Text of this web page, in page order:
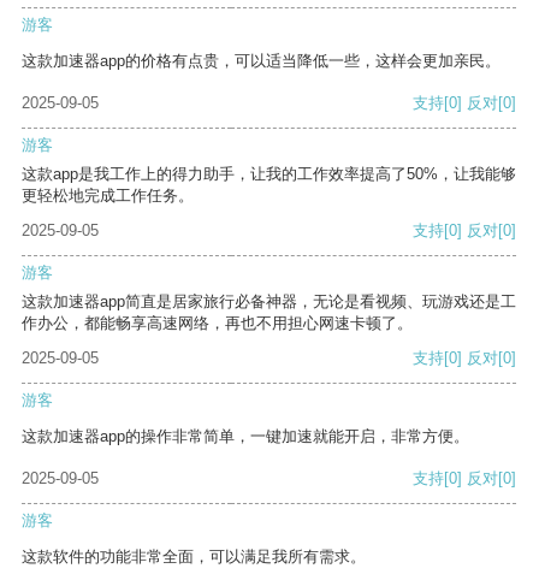
游客
这款加速器app的价格有点贵，可以适当降低一些，这样会更加亲民。
2025-09-05 支持[0] 反对[0]
游客
这款app是我工作上的得力助手，让我的工作效率提高了50%，让我能够
更轻松地完成工作任务。
2025-09-05
支持[0] 反对[0]
游客
这款加速器app简直是居家旅行必备神器，无论是看视频、玩游戏还是工
作办公，都能畅享高速网络，再也不用担心网速卡顿了。
2025-09-05
支持[0] 反对[0]
游客
这款加速器app的操作非常简单，一键加速就能开启，非常方便。
2025-09-05 支持[0] 反对[0]
游客
这款软件的功能非常全面，可以满足我所有需求。